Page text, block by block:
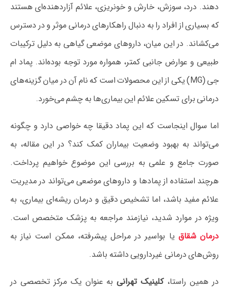
دهند. درد، سوزش، خارش و خونریزی، علائم آزاردهنده‌ای هستند
که بسیاری از افراد را به دنبال راهکارهای درمانی موثر و در دسترس
می‌کشاند. در این میان، داروهای موضعی گیاهی به دلیل ترکیبات
طبیعی و عوارض جانبی کمتر، همواره مورد توجه بوده‌اند. پماد ام
جی (MG) یکی از این محصولات است که نام آن در میان گزینه‌های
درمانی برای تسکین علائم این بیماری‌ها به چشم می‌خورد.
اما سوال اینجاست که این پماد دقیقا چه خواصی دارد و چگونه
می‌تواند به بهبود وضعیت بیماران کمک کند؟ در این مقاله، به
صورت جامع و علمی به بررسی این موضوع خواهیم پرداخت.
هرچند استفاده از پمادها و داروهای موضعی می‌تواند در مدیریت
علائم مفید باشد، اما تشخیص دقیق و درمان ریشه‌ای بیماری، به
ویژه در موارد شدید، نیازمند مراجعه به پزشک متخصص است.
درمان شقاق یا بواسیر در مراحل پیشرفته، ممکن است نیاز به
روش‌های درمانی غیردارویی داشته باشد.
در همین راستا،کلینیک تهرانیبه عنوان یک مرکز تخصصی در